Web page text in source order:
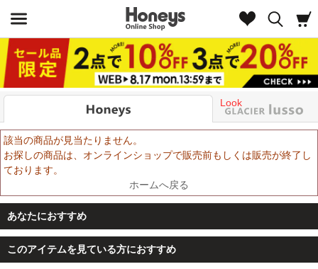
Look
該当の商品が見当たりません。
お探しの商品は、オンラインショップで販売前もしくは販売が終了し
ております。
ホームへ戻る
あなたにおすすめ
このアイテムを見ている方におすすめ